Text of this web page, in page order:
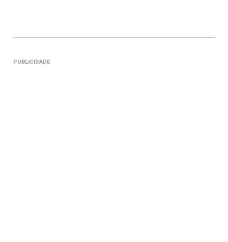
PUBLICIDADE